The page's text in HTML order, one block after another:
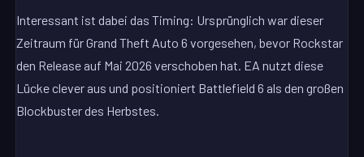
Interessant ist dabei das Timing: Ursprünglich war dieser
Zeitraum für Grand Theft Auto 6 vorgesehen, bevor Rockstar
den Release auf Mai 2026 verschoben hat. EA nutzt diese
Lücke clever aus und positioniert Battlefield 6 als den großen
Blockbuster des Herbstes.